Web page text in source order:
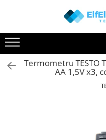
Toate Produsele
Audio
Auto
Instrumente de masura si
Termometru TESTO
AA 1,5V x3,